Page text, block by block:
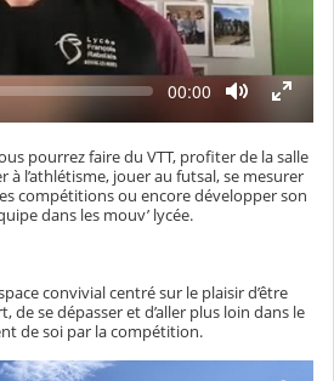
t
u
r
e
L
e
c
u
r
e
T
m
s
é
c
o
u
00:00
pourrez faire du VTT, profiter de la salle
l’athlétisme, jouer au futsal, se mesurer
compétitions ou encore développer son
dans les mouv’ lycée.
convivial centré sur le plaisir d’être
de se dépasser et d’aller plus loin dans le
de soi par la compétition.